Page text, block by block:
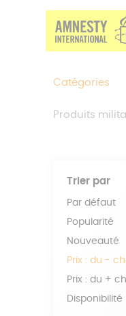
Catégories
Produits
Trier par
Par défaut
Popularité
Nouveauté
Prix : du -
Prix : du +
Disponibilité